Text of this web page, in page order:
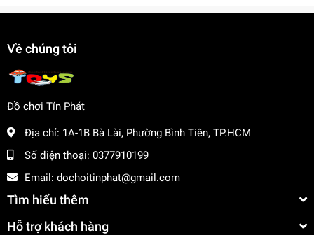
Về chúng tôi
Đồ chơi Tín Phát
Địa chỉ: 1A-1B Bà Lài, Phường Bình Tiên, TP.HCM
Số điện thoại: 0377910199
Email: dochoitinphat@gmail.com
Tìm hiểu thêm
Hỗ trợ khách hàng